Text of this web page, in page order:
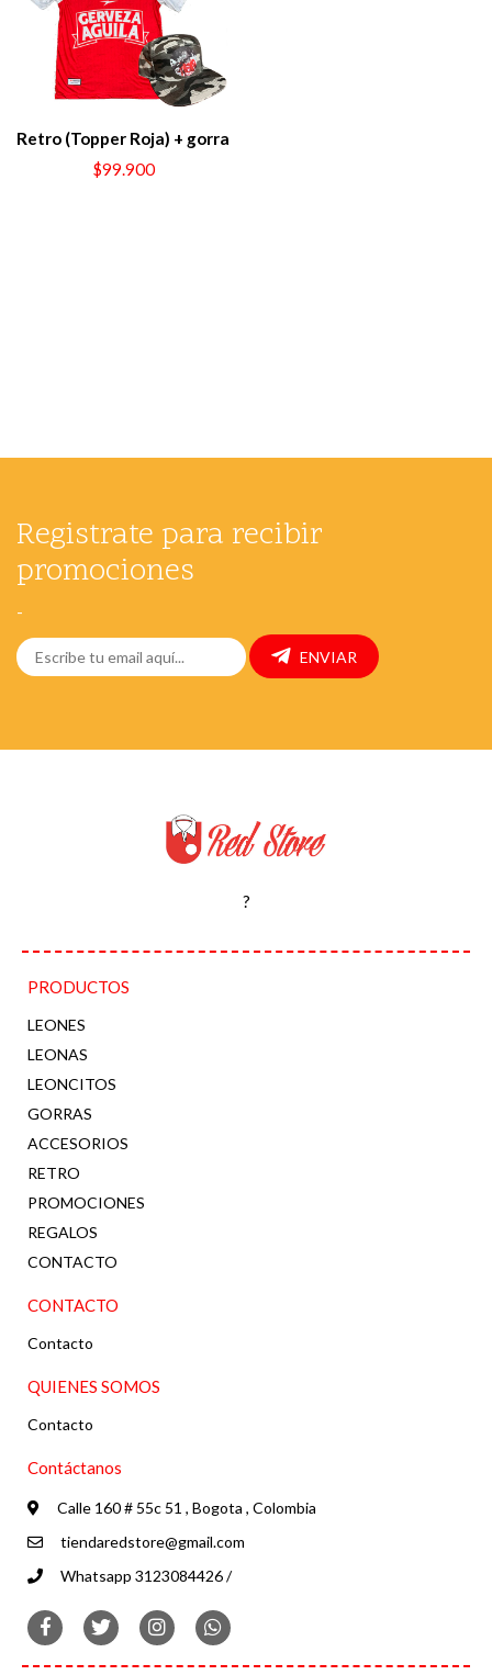
Retro (Topper Roja) + gorra
$99.900
Registrate para recibir
promociones
-
ENVIAR
?
PRODUCTOS
LEONES
LEONAS
LEONCITOS
GORRAS
ACCESORIOS
RETRO
PROMOCIONES
REGALOS
CONTACTO
CONTACTO
Contacto
QUIENES SOMOS
Contacto
Contáctanos
Calle 160 # 55c 51 , Bogota , Colombia
tiendaredstore@gmail.com
Whatsapp 3123084426 /